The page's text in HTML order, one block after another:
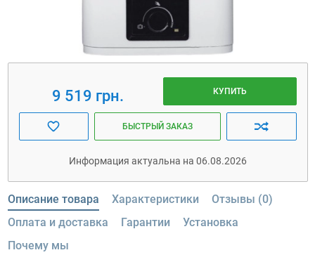
9 519 грн. КУПИТЬ
БЫСТРЫЙ ЗАКАЗ
Информация актуальна на 06.08.2026
Описание товара Характеристики
Отзывы (0)
Оплата и доставка
Гарантии
Установка
Почему мы